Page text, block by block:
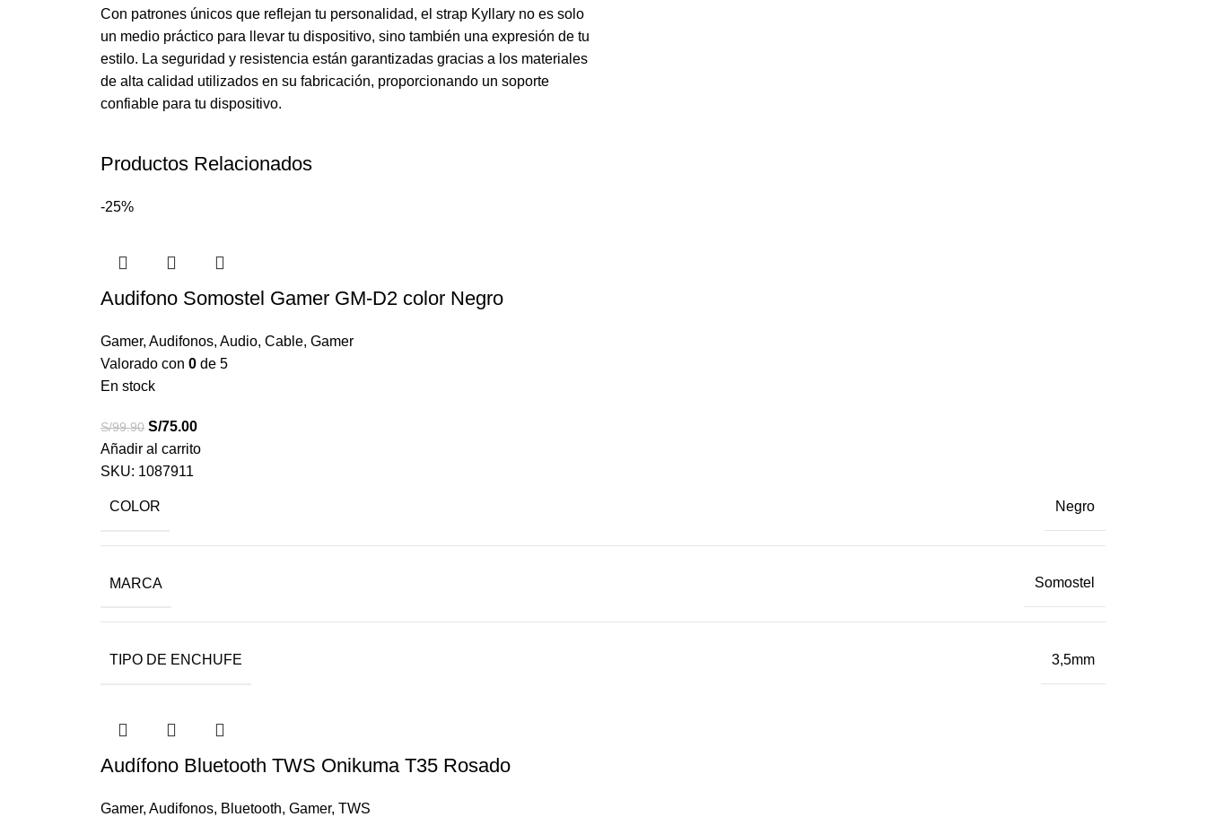
Con patrones únicos que reflejan tu personalidad, el strap Kyllary no es solo
un medio práctico para llevar tu dispositivo, sino también una expresión de tu
estilo. La seguridad y resistencia están garantizadas gracias a los materiales
de alta calidad utilizados en su fabricación, proporcionando un soporte
confiable para tu dispositivo.
Productos Relacionados
-25%
Audifono Somostel Gamer GM-D2 color Negro
Gamer, Audifonos, Audio, Cable, Gamer
Valorado con 0 de 5
En stock
S/99.90 S/75.00
Añadir al carrito
SKU: 1087911
COLOR Negro
MARCA Somostel
TIPO DE ENCHUFE 3,5mm
Audífono Bluetooth TWS Onikuma T35 Rosado
Gamer, Audifonos, Bluetooth, Gamer, TWS